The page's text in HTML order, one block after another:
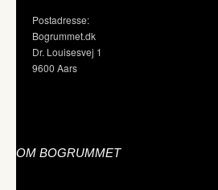
Postadresse:
Bogrummet.dk
Dr. Louisesvej 1
9600 Aars
OM BOGRUMMET